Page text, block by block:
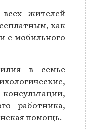
жителей
как
с мобильного
в семье
работника,
помощь.